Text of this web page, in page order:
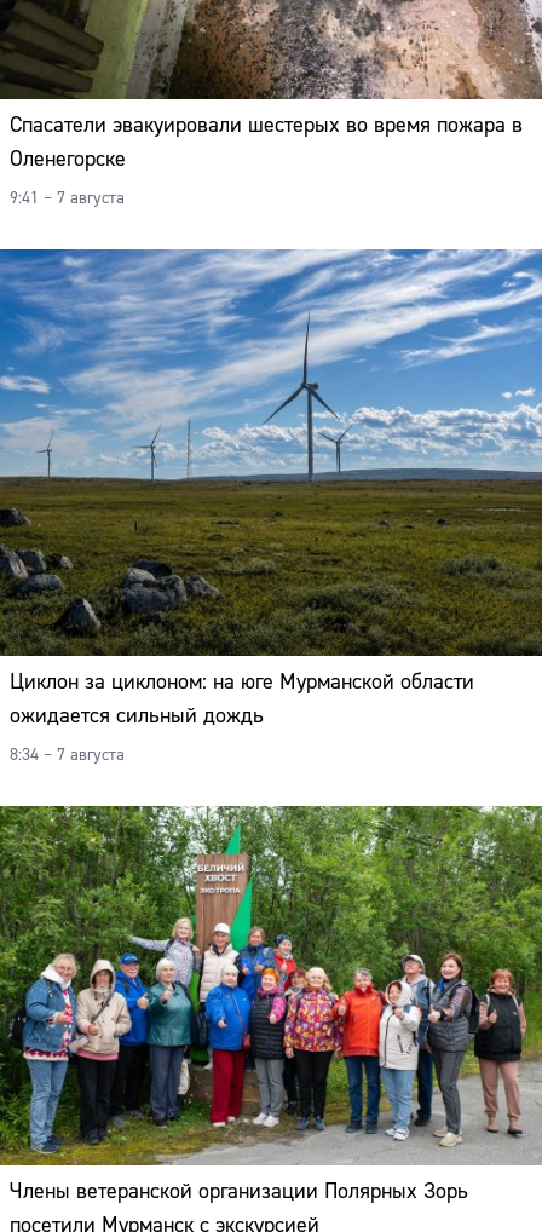
Спасатели эвакуировали шестерых во время пожара в
Оленегорске
9:41 – 7 августа
Циклон за циклоном: на юге Мурманской области
ожидается сильный дождь
8:34 – 7 августа
Члены ветеранской организации Полярных Зорь
посетили Мурманск с экскурсией